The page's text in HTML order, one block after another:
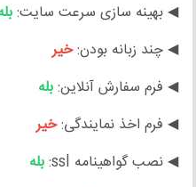
◀ بهینه سازی سرعت سایت:
◀ چند زبانه بودن:خیر
◀ فرم سفارش آنلاین:بله
◀ فرم اخذ نمایندگی:خیر
◀ نصب گواهینامه ssl:
بله